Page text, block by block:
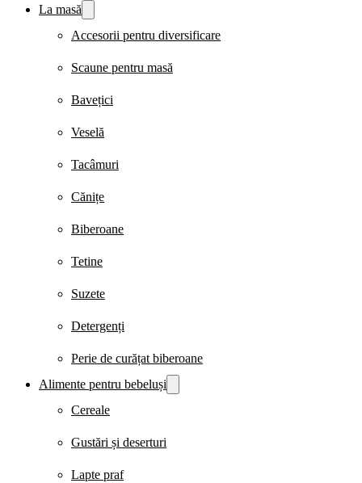
La masă
Accesorii pentru diversificare
Scaune pentru masă
Bavețici
Veselă
Tacâmuri
Cănițe
Biberoane
Tetine
Suzete
Detergenți
Perie de curățat biberoane
Alimente pentru bebeluși
Cereale
Gustări și deserturi
Lapte praf